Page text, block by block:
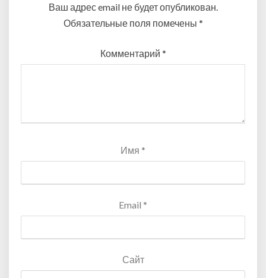
Ваш адрес email не будет опубликован.
Обязательные поля помечены *
Комментарий *
Имя *
Email *
Сайт